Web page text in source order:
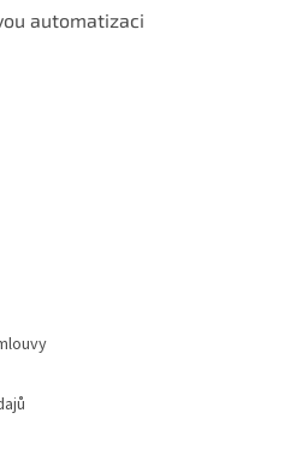
automatizaci